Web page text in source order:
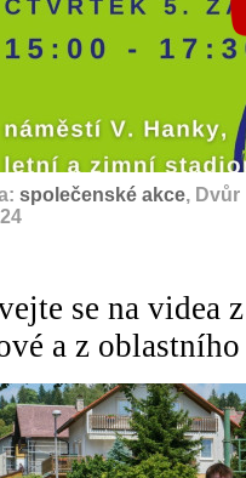
společenské akce, Dvůr
se na videa
a z